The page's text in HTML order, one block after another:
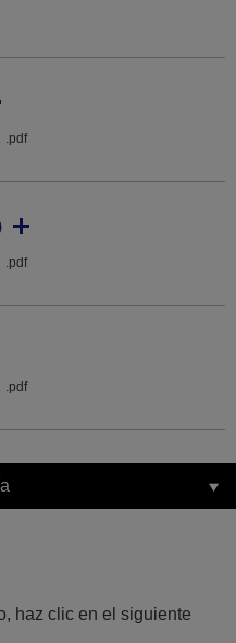
.pdf
.pdf
.pdf
haz clic en el siguiente